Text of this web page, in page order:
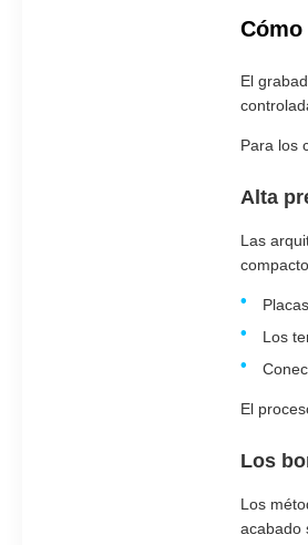
El
Para los
Alta
Las
Los
El
Los
Los
acabado